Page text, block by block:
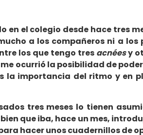
el colegio desde hace tres
a los compañeros ni a
los que tengo tres acnéesy
ocurrió la posibilidad de
importancia del ritmo y en
tres meses lo tienen
que iba, hace un mes,
hacer unos cuadernillos de